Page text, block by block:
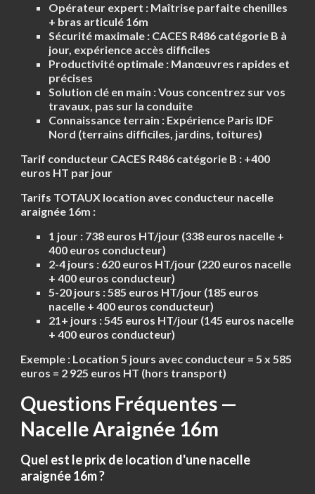
Opérateur expert : Maîtrise parfaite chenilles
+ bras articulé 16m
Sécurité maximale : CACES R486 catégorie B à
jour, expérience accès difficiles
Productivité optimale : Manœuvres rapides et
précises
Solution clé en main :Vous concentrez sur vos
travaux, pas sur la conduite
Connaissance terrain : Expérience Paris IDF
Nord (terrains difficiles, jardins, toitures)
Tarif conducteur CACES R486 catégorie B : +400
euros HT par jour
Tarifs TOTAUX location avec conducteur nacelle
araignée 16m :
1 jour : 738 euros HT/jour (338 euros nacelle +
400 euros conducteur)
2-4 jours : 620 euros HT/jour (220 euros nacelle
+ 400 euros conducteur)
5-20 jours :585 euros HT/jour (185 euros
nacelle + 400 euros conducteur)
21+ jours :545 euros HT/jour (145 euros nacelle
+ 400 euros conducteur)
Exemple : Location 5 jours avec conducteur = 5 x 585
euros = 2 925 euros HT (hors transport)
Questions Fréquentes —
Nacelle Araignée 16m
Quel est le prix de location d'une nacelle
araignée 16m ?